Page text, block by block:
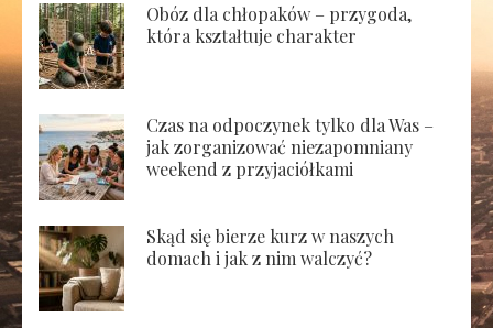
Obóz dla chłopaków – przygoda,
która kształtuje charakter
Czas na odpoczynek tylko dla Was –
jak zorganizować niezapomniany
weekend z przyjaciółkami
Skąd się bierze kurz w naszych
domach i jak z nim walczyć?